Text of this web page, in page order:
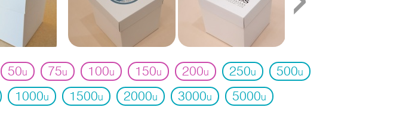
50u 75u 100u 150u 200u 250u 500u
1000u 1500u 2000u 3000u 5000u